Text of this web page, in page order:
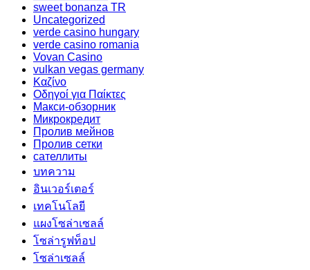
sweet bonanza TR
Uncategorized
verde casino hungary
verde casino romania
Vovan Casino
vulkan vegas germany
Καζίνο
Οδηγοί για Παίκτες
Макси-обзорник
Микрокредит
Пролив мейнов
Пролив сетки
сателлиты
บทความ
อินเวอร์เตอร์
เทคโนโลยี
แผงโซล่าเซลล์
โซล่ารูฟท็อป
โซล่าเซลล์